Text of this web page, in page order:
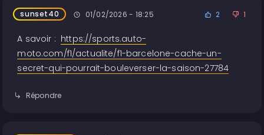
sunset40 01/02/2026 - 18:25 2 1
A savoir : https://sports.auto-
moto.com/f1/actualite/f1-barcelone-cache-un-
secret-qui-pourrait-bouleverser-la-saison-27784
Répondre